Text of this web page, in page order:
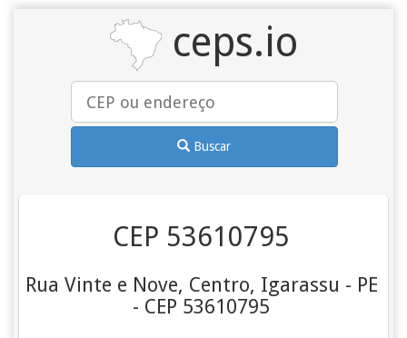
ceps.io
Buscar
CEP 53610795
Rua Vinte e Nove, Centro, Igarassu - PE
- CEP 53610795